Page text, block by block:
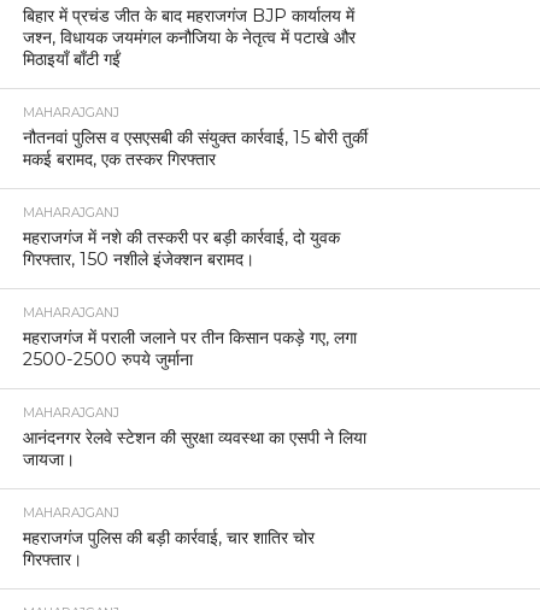
बिहार में प्रचंड जीत के बाद महराजगंज BJP कार्यालय में
जश्न, विधायक जयमंगल कनौजिया के नेतृत्व में पटाखे और
मिठाइयाँ बाँटी गईं
MAHARAJGANJ
नौतनवां पुलिस व एसएसबी की संयुक्त कार्रवाई, 15 बोरी तुर्की
मकई बरामद, एक तस्कर गिरफ्तार
MAHARAJGANJ
महराजगंज में नशे की तस्करी पर बड़ी कार्रवाई, दो युवक
गिरफ्तार, 150 नशीले इंजेक्शन बरामद।
MAHARAJGANJ
महराजगंज में पराली जलाने पर तीन किसान पकड़े गए, लगा
2500-2500 रुपये जुर्माना
MAHARAJGANJ
आनंदनगर रेलवे स्टेशन की सुरक्षा व्यवस्था का एसपी ने लिया
जायजा।
MAHARAJGANJ
महराजगंज पुलिस की बड़ी कार्रवाई, चार शातिर चोर
गिरफ्तार।